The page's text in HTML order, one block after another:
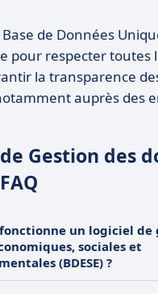
de Données
pour respecter toutes
la transparence
auprès des
Gestion des
un logiciel de
sociales et
(BDESE) ?